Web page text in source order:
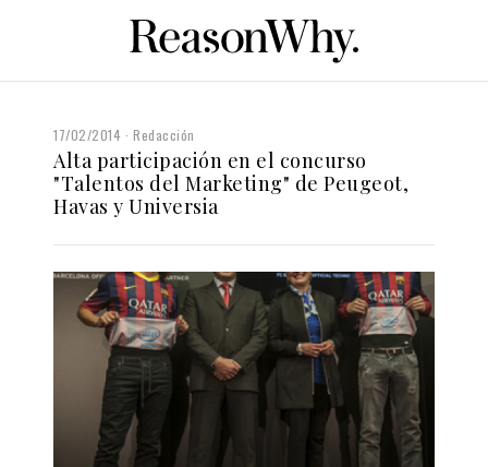
17/02/2014 Redacción
Alta participación en el concurso
"Talentos del Marketing" de Peugeot,
Havas y Universia